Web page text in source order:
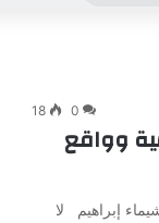
0
18
وواقع
إبراهيم لا